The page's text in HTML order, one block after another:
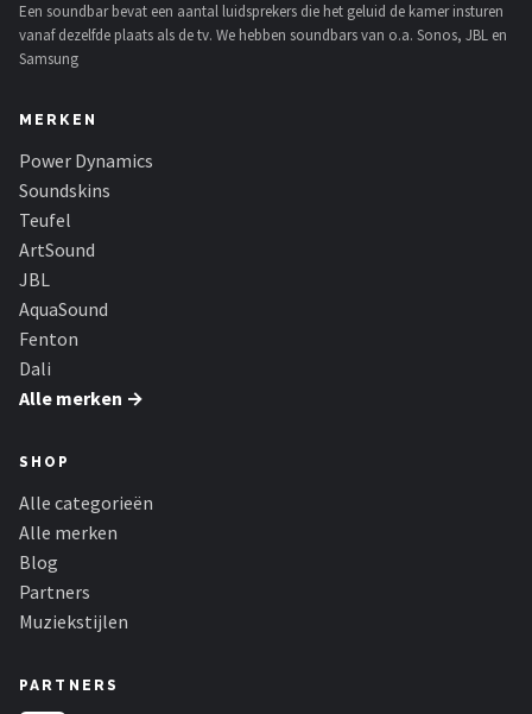
JBL
AquaSound
Fenton
Dali
Ultimea
Carlinkit
Alle merken →
Een soundbar bevat een aantal luidsprekers die het geluid de kamer insturen
vanaf dezelfde plaats als de tv. We hebben soundbars van o.a. Sonos, JBL en
Samsung
MERKEN
Power Dynamics
Soundskins
Teufel
ArtSound
JBL
AquaSound
Fenton
Dali
Alle merken →
SHOP
Alle categorieën
Alle merken
Blog
Partners
Muziekstijlen
PARTNERS